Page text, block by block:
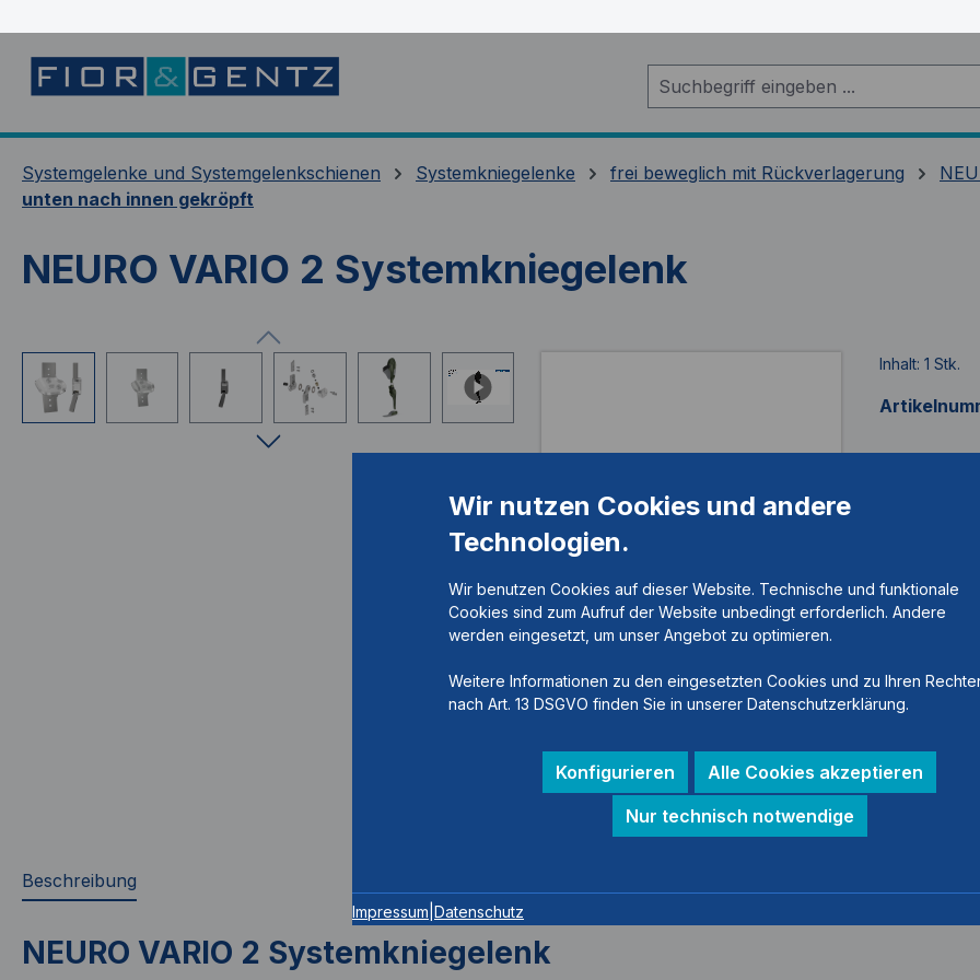
Systemgelenke und Systemgelenkschienen Systemkniegelenke frei beweglich mit Rückverlagerung
unten nach innen gekröpft
NEURO VARIO 2 Systemkniegelenk
Bildergalerie überspringen Inhalt: 1 Stk.
Beschreibung
NEURO VARIO 2 Systemkniegelenk
Wir nutzen Cookies und andere
Technologien.
Wir benutzen Cookies auf dieser Website. Technische und funktionale
Cookies sind zum Aufruf der Website unbedingt erforderlich. Andere
werden eingesetzt, um unser Angebot zu optimieren.
Weitere Informationen zu den eingesetzten Cookies und zu Ihren
nach Art. 13 DSGVO finden Sie in unserer Datenschutzerklärung.
Konfigurieren
Alle Cookies akzeptieren
Nur technisch notwendige
Impressum Datenschutz